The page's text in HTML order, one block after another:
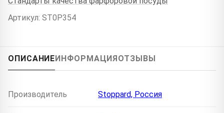
Артикул: ST0P354
ОПИСАНИЕИНФОРМАЦИЯОТЗЫВЫ
Производитель Stoppard, Россия